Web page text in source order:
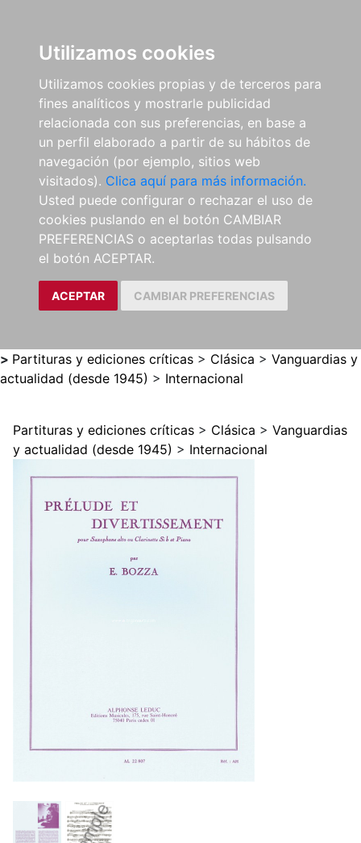
Utilizamos cookies
Utilizamos cookies propias y de terceros para
fines analíticos y mostrarle publicidad
relacionada con sus preferencias, en base a
un perfil elaborado a partir de su hábitos de
navegación (por ejemplo, sitios web
visitados). Clica aquí para más información.
Usted puede configurar o rechazar el uso de
cookies puslando en el botón CAMBIAR
PREFERENCIAS o aceptarlas todas pulsando
el botón ACEPTAR.
ACEPTAR CAMBIAR PREFERENCIAS
> Partituras y ediciones críticas > Clásica > Vanguardias y
actualidad (desde 1945) > Internacional
Partituras y ediciones críticas > Clásica > Vanguardias
y actualidad (desde 1945) > Internacional